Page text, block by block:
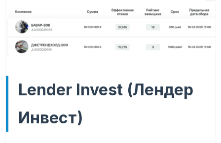
Lender Invest (Лендер
Инвест)